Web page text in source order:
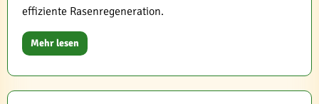
effiziente Rasenregeneration.
Mehr lesen